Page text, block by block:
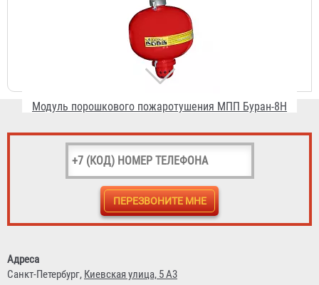
настенный
13 108 ₽
Модуль порошкового пожаротушения МПП-12 МИГ
14 806 ₽
Адреса
Санкт-Петербург, Киевская улица, 5 А3